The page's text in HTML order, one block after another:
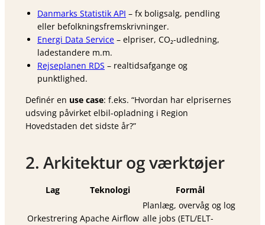
Danmarks Statistik API – fx boligsalg, pendling
eller befolkningsfremskrivninger.
Energi Data Service – elpriser, CO₂-udledning,
ladestandere m.m.
Rejseplanen RDS – realtidsafgange og
punktlighed.
Definér en use case: f.eks. “Hvordan har elprisernes
udsving påvirket elbil-opladning i Region
Hovedstaden det sidste år?”
2. Arkitektur og værktøjer
Lag Teknologi Formål
Orkestrering Apache Airflow
Planlæg, overvåg og log
alle jobs (ETL/ELT-